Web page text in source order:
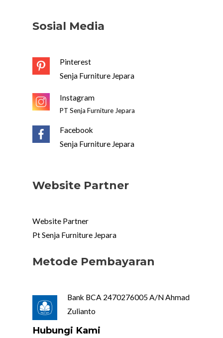
Sosial Media
Pinterest
Senja Furniture Jepara
Instagram
PT Senja Furniture Jepara
Facebook
Senja Furniture Jepara
Website Partner
Website Partner
Pt Senja Furniture Jepara
Metode Pembayaran
Bank BCA 2470276005 A/N Ahmad
Zulianto
Hubungi Kami